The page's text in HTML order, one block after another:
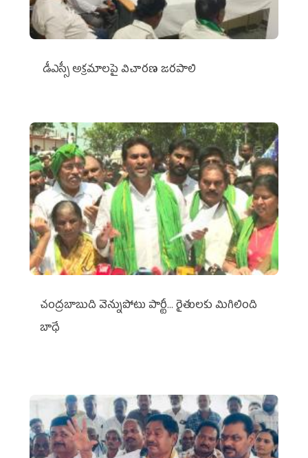
డీఎస్సీ అక్రమాలపై విచారణ జరపాలి
చంద్రబాబుది వెన్నుపోటు పార్టీ... రైతులకు మిగిలింది
బాధే